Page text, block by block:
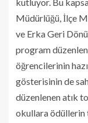
Müdürlüğü, İlçe
ve Erka Geri
program
öğrencilerinin
gösterisinin de
düzenlenen atık
okullara ödüllerin